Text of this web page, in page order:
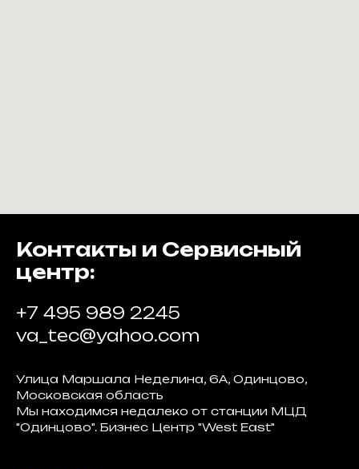
Контакты и Сервисный
центр:
+7 495 989 2245
va_tec@yahoo.com
Улица Маршала Неделина, 6А, Одинцово,
Московская область
Мы находимся недалеко от станции МЦД
"Одинцово". Бизнес Центр "West East"